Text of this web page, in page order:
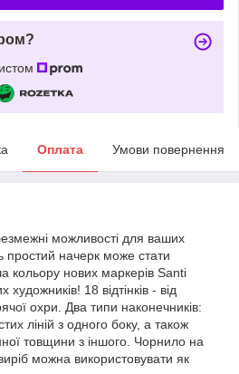
Оплата Умови повернення
можливості для ваших
простий начерк може стати
нових маркерів Santi
художників! 18 відтінків - від
охри. Два типи наконечників:
ліній з одного боку, а також
товщини з іншого. Чорнило на
можна використовувати як